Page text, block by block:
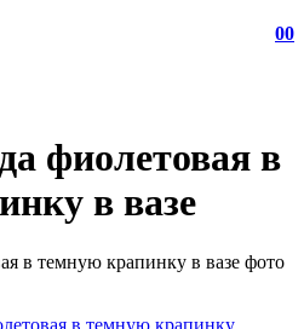
00
фиолетовая в
в вазе